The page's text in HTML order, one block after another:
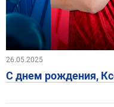
26.05.2025
С днем рождения,